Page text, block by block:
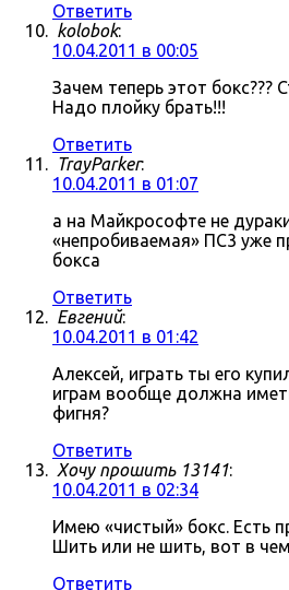
Ответить
kolobok:
10.04.2011 в 00:05
Зачем теперь этот бокс???
Надо плойку брать!!!
Ответить
TrayParker:
10.04.2011 в 01:07
а на Майкрософте не
«непробиваемая» ПС3 уже
бокса
Ответить
Евгений:
10.04.2011 в 01:42
Алексей, играть ты его
играм вообще должна
фигня?
Ответить
Хочу прошить 13141:
10.04.2011 в 02:34
Имею «чистый» бокс. Есть
Шить или не шить, вот в
Ответить